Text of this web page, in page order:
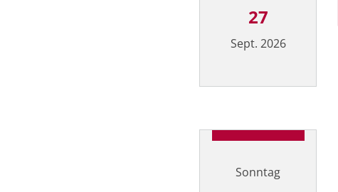
27
Sept. 2026
Sonntag